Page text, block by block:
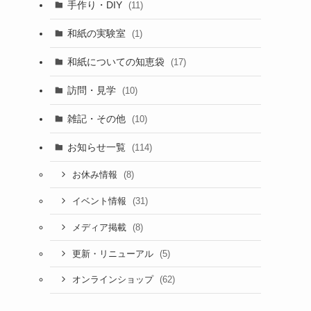
手作り・DIY (11)
和紙の実験室 (1)
和紙についての知恵袋 (17)
訪問・見学 (10)
雑記・その他 (10)
お知らせ一覧 (114)
お休み情報 (8)
イベント情報 (31)
メディア掲載 (8)
更新・リニューアル (5)
オンラインショップ (62)